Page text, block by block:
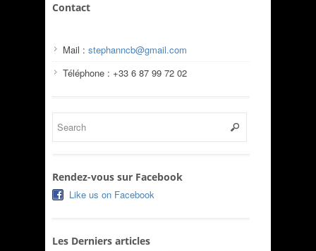
Contact
Mail : stephanncb@gmail.com
Téléphone : +33 6 87 99 72 02
Rendez-vous sur Facebook
Like us on Facebook
Les Derniers articles